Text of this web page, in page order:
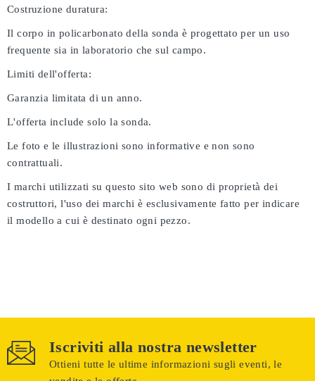
Costruzione duratura:
Il corpo in policarbonato della sonda è progettato per un uso
frequente sia in laboratorio che sul campo.
Limiti dell'offerta:
Garanzia limitata di un anno.
L'offerta include solo la sonda.
Le foto e le illustrazioni sono informative e non sono
contrattuali.
I marchi utilizzati su questo sito web sono di proprietà dei
costruttori, l'uso dei marchi è esclusivamente fatto per indicare
il modello a cui è destinato ogni pezzo.
Iscriviti alla nostra newsletter
Ottieni tutte le ultime informazioni sugli eventi, le